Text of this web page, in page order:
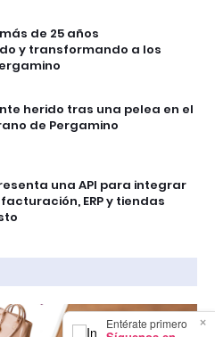
×
Entérate primero
de 25 años
y transformando a los
herido tras una pelea en el
de Pergamino
una API para integrar
ERP y tiendas